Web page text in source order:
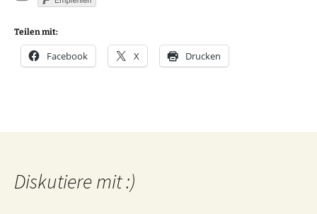
Teilen mit:
Facebook X Drucken
Diskutiere mit :)